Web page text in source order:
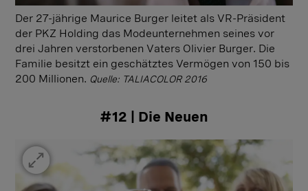
Der 27-jährige Maurice Burger leitet als VR-Präsident
der PKZ Holding das Modeunternehmen seines vor
drei Jahren verstorbenen Vaters Olivier Burger. Die
Familie besitzt ein geschätztes Vermögen von 150 bis
200 Millionen. Quelle: TALIACOLOR 2016
#12 | Die Neuen